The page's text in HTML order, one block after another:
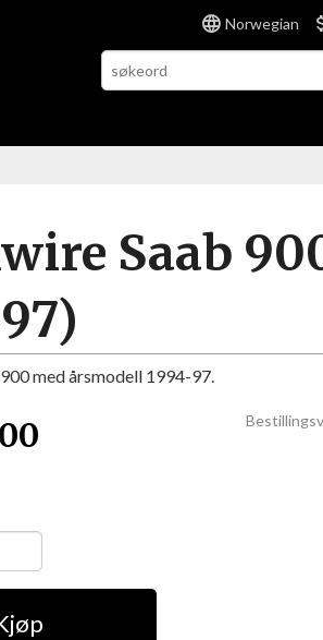
Norwegian
Saab
med årsmodell 1994-97.